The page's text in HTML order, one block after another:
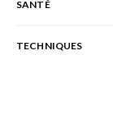
SANTÉ
TECHNIQUES